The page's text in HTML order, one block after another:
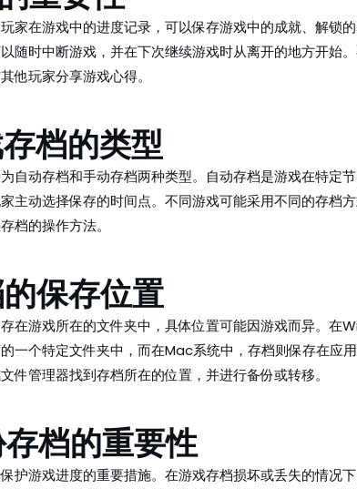
家在游戏中的进度记录，可以保存游戏中的成就、解锁
随时中断游戏，并在下次继续游戏时从离开的地方开始
他玩家分享游戏心得。
档的类型
自动存档和手动存档两种类型。自动存档是游戏在特定
主动选择保存的时间点。不同游戏可能采用不同的存档
档的操作方法。
保存位置
在游戏所在的文件夹中，具体位置可能因游戏而异。在
一个特定文件夹中，而在Mac系统中，存档则保存在应
件管理器找到存档所在的位置，并进行备份或转移。
档的重要性
护游戏进度的重要措施。在游戏存档损坏或丢失的情况